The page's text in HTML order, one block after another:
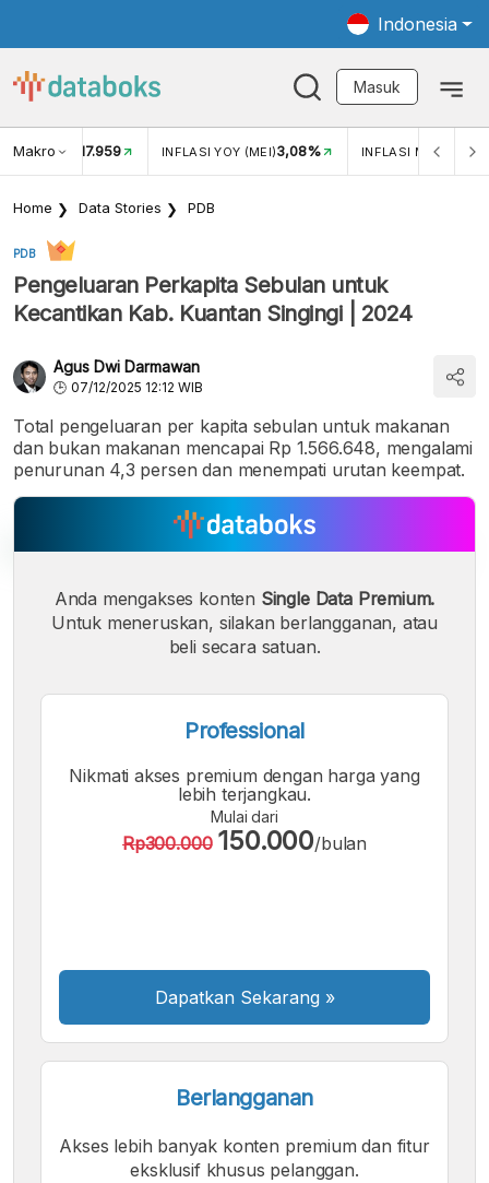
Indonesia
Masuk
Makro
USD/IDR 17.959 INFLASI YOY (MEI)3,08% INFLASI MOM (MEI)
Home Data Stories PDB
PDB
Pengeluaran Perkapita Sebulan untuk
Kecantikan Kab. Kuantan Singingi | 2024
Agus Dwi Darmawan
07/12/2025 12:12 WIB
Total pengeluaran per kapita sebulan untuk makanan
dan bukan makanan mencapai Rp 1.566.648, mengalami
penurunan 4,3 persen dan menempati urutan keempat.
A
Font
A
Font
Sedang
A
Font
Besar
Anda mengakses konten Single Data Premium.
Untuk meneruskan, silakan berlangganan, atau
beli secara satuan.
Professional
Nikmati akses premium dengan harga yang
lebih terjangkau.
Mulai dari
Rp300.000 150.000/bulan
Dapatkan Sekarang »
Berlangganan
Akses lebih banyak konten premium dan fitur
eksklusif khusus pelanggan.